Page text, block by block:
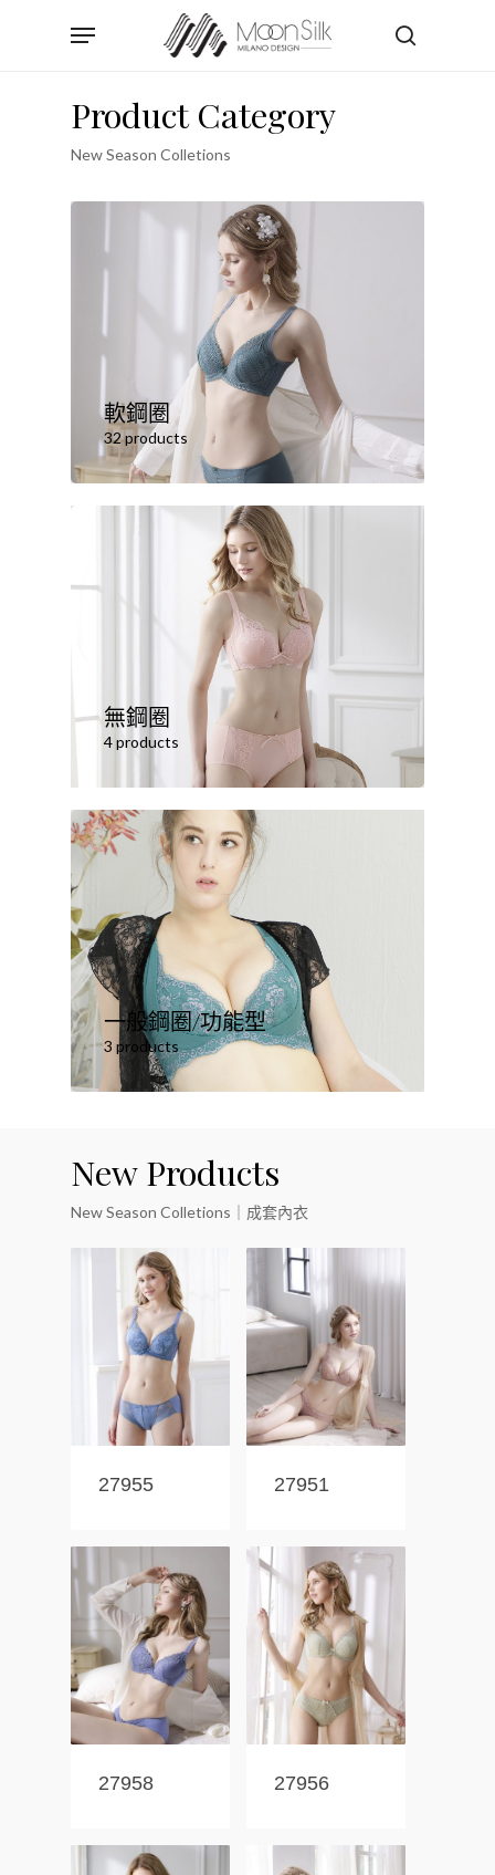
search
Menu
Product Category
New Season Colletions
軟鋼圈
32 products
無鋼圈
4 products
一般鋼圈/功能型
3 products
New Products
New Season Colletions｜成套內衣
27955 27951
27958 27956